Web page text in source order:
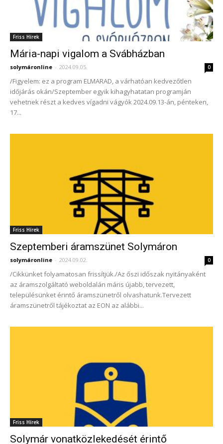
Friss Hírek
Mária-napi vigalom a Svábházban
solymáronline - 2024.09.05. 0
/Figyelem: ez a program ELMARAD, a várhatóan kedvezőtlen
időjárás okán/Szeptember egyik kihagyhatatan programján
vehetnek részt a kedves vígadni vágyók 2024.09.13-án, pénteken,
17...
Friss Hírek
Szeptemberi áramszünet Solymáron
solymáronline - 2024.09.02. 0
/Cikkünket folyamatosan frissítjük./Az őszi időszak nyitányaként
az áramszolgáltató weboldalán máris újabb, tervezett,
településünket érintő áramszünetről olvashatunk.Tervezett
áramszünetről tájékoztat az EON az alábbi...
Friss Hírek
Solymár vonatközlekedését érintő